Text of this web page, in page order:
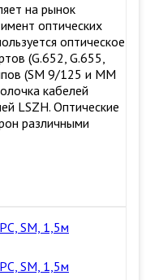
на рынок
оптических
оптическое
(G.652, G.655,
(SM 9/125 и MM
кабелей
LSZH. Оптические
различными